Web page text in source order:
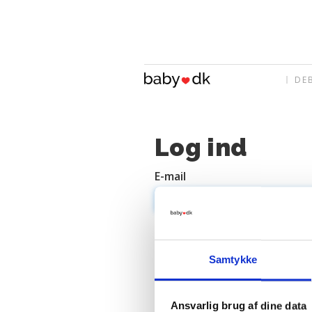
Samtykke
Ansvarlig brug af dine data
Log ind
E-mail